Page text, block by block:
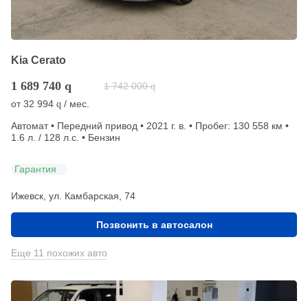
Kia Cerato
1 689 740 q 1 742 000 q
от32 994 q / мес.
Автомат • Передний привод • 2021 г. в. • Пробег: 130 558 км •
1.6 л. / 128 л.с. • Бензин
Гарантия
Ижевск, ул. Камбарская, 74
Позвонить в автосалон
Еще 11 похожих авто